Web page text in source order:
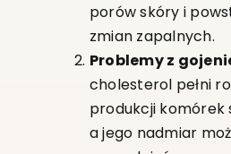
porów skóry i
zmian zapalnych.
Problemy z
cholesterol pełni
produkcji komórek
a jego nadmiar